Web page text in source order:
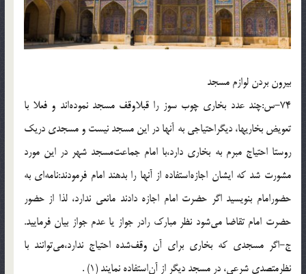
بيرون بردن لوازم مسجد
74-س:چند عدد بخارى چوب سوز را قبلاوقف مسجد نموده‌اند و فعلا با
تعويض بخاريها، ديگراحتياجى به آنها در اين مسجد نيست و مسجدى دريك
روستا احتياج مبرم به بخارى دارد،با امام جماعت‌مسجد شهر در اين مورد
مشورت شد كه ايشان اجازه‌استفاده از آنها را بدهند امام فرمودند:نامه‌اى به
حضورامام بنويسيد اگر حضرت امام اجازه دادند مانعى ندارد، لذا از حضور
حضرت امام تقاضا مى‌شود نظر مبارك رادر جواز يا عدم جواز بيان فرماييد.
ج-اگر مسجدى كه بخارى براى آن وقف‌شده احتياج ندارد،مى‌توانند با
نظرمتصدى شرعى، در مسجد ديگر از آن‌استفاده نمايند (1) .